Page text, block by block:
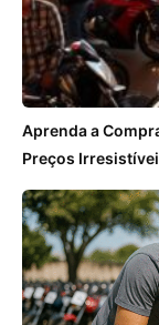
Aprenda a
Preços